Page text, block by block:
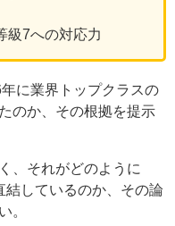
級7への対応力
に業界トップクラスの
のか、その根拠を提示
、それがどのように
結しているのか、その論
。